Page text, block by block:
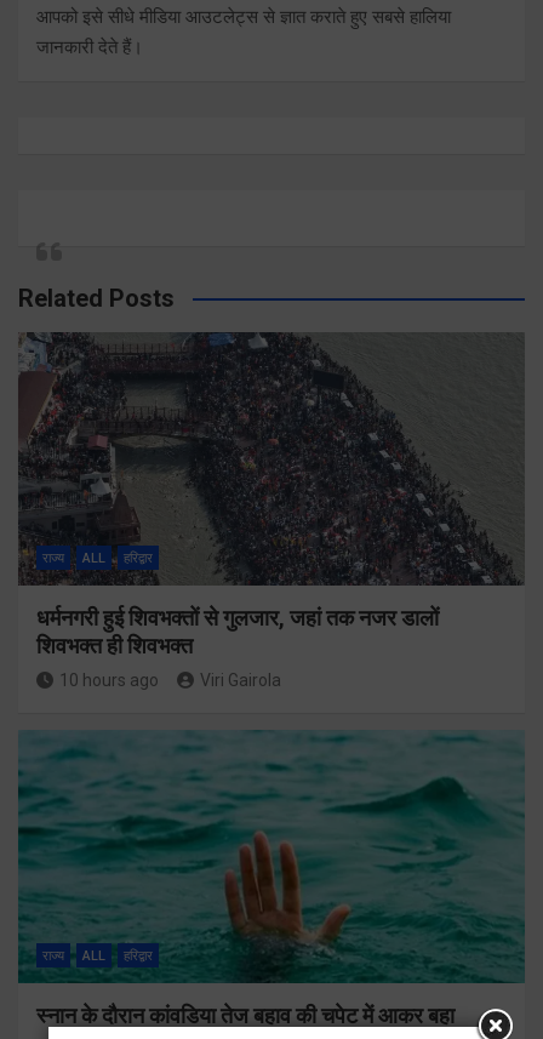
आपको इसे सीधे मीडिया आउटलेट्स से ज्ञात कराते हुए सबसे हालिया
जानकारी देते हैं।
Related Posts
राज्य ALL हरिद्वार
धर्मनगरी हुई शिवभक्तों से गुलजार, जहां तक नजर डालों
शिवभक्त ही शिवभक्त
10 hours ago Viri Gairola
राज्य ALL हरिद्वार
स्नान के दौरान कांवडिया तेज बहाव की चपेट में आकर बहा